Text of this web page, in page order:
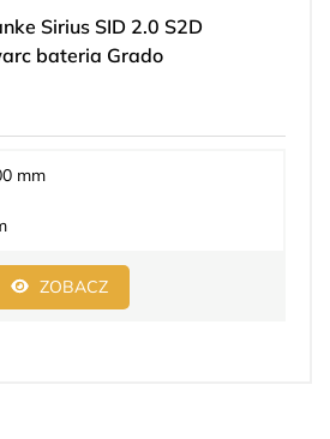
Sirius SID 2.0 S2D
bateria Grado
mm
ZOBACZ